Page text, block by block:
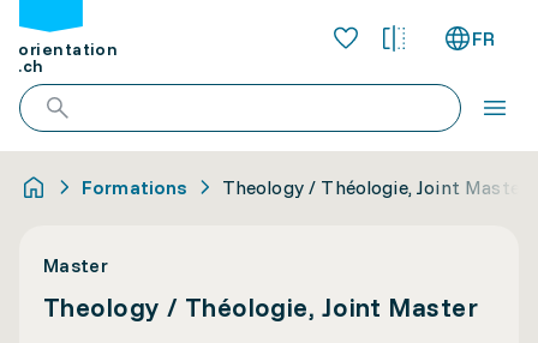
orientation
.ch
FR
Formations Theology / Théologie, Joint Master
Master
Theology / Théologie, Joint Master